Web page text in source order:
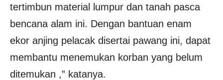
tertimbun material lumpur dan tanah pasca
bencana alam ini. Dengan bantuan enam
ekor anjing pelacak disertai pawang ini, dapat
membantu menemukan korban yang belum
ditemukan ,” katanya.